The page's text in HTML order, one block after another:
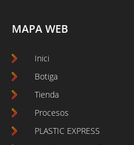
MAPA WEB
Inici
Botiga
Tienda
Procesos
PLASTIC EXPRESS